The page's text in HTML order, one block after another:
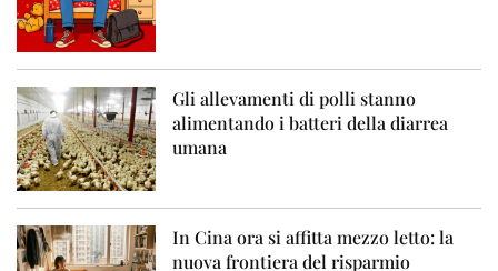
Gli allevamenti di polli stanno
alimentando i batteri della diarrea
umana
In Cina ora si affitta mezzo letto: la
nuova frontiera del risparmio